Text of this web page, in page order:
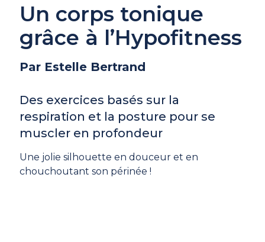
Un corps tonique
grâce à l’Hypofitness
Par Estelle Bertrand
Des exercices basés sur la
respiration et la posture pour se
muscler en profondeur
Une jolie silhouette en douceur et en
chouchoutant son périnée !